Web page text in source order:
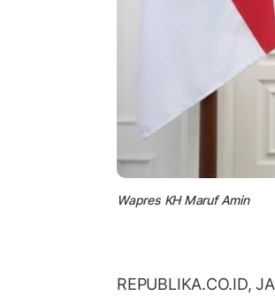
Wapres KH Maruf Amin
REPUBLIKA.CO.ID,